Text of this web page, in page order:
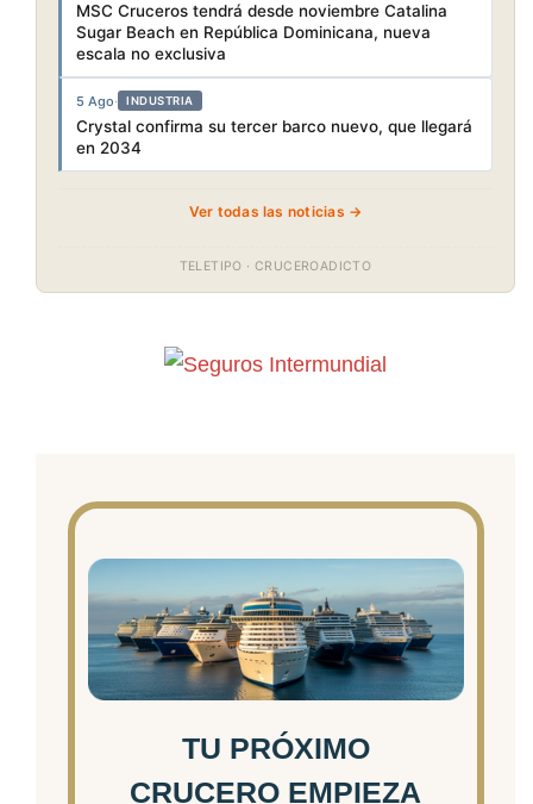
MSC Cruceros tendrá desde noviembre Catalina
Sugar Beach en República Dominicana, nueva
escala no exclusiva
5 Ago· INDUSTRIA
Crystal confirma su tercer barco nuevo, que llegará
en 2034
Ver todas las noticias →
TELETIPO · CRUCEROADICTO